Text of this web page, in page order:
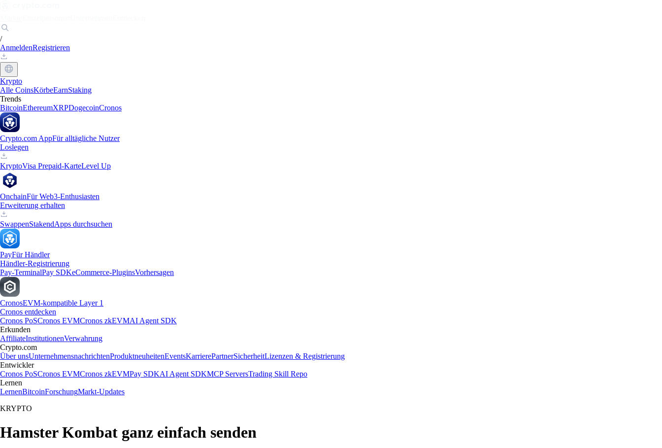
/
AnmeldenRegistrieren
Krypto
Alle CoinsKörbeEarnStaking
Trends
BitcoinEthereumXRPDogecoinCronos
Crypto.com AppFür alltägliche Nutzer
Loslegen
KryptoVisa Prepaid-KarteLevel Up
OnchainFür Web3-Enthusiasten
Erweiterung erhalten
SwappenStakendApps durchsuchen
PayFür Händler
Händler-Registrierung
Pay-TerminalPay SDKeCommerce-PluginsVorhersagen
CronosEVM-kompatible Layer 1
Cronos entdecken
Cronos PoSCronos EVMCronos zkEVMAI Agent SDK
Erkunden
AffiliateInstitutionenVerwahrung
Crypto.com
Über unsUnternehmensnachrichtenProduktneuheitenEventsKarrierePartnerSicherheitLizenzen & Registrierung
Entwickler
Cronos PoSCronos EVMCronos zkEVMPay SDKAI Agent SDKMCP ServersTrading Skill Repo
Lernen
LernenBitcoinForschungMarkt-Updates
KRYPTO
Hamster Kombat ganz einfach senden